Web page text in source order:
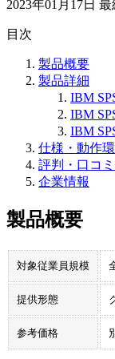
2023年01月17日 最
目次
製品概要
製品詳細
IBM
IBM
IBM
仕様・動作
評判・口コミ
企業情報
製品概要
対象従業員規模
提供形態
参考価格